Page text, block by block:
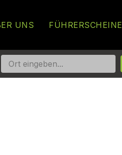
UNS FÜHRERSCHEINE